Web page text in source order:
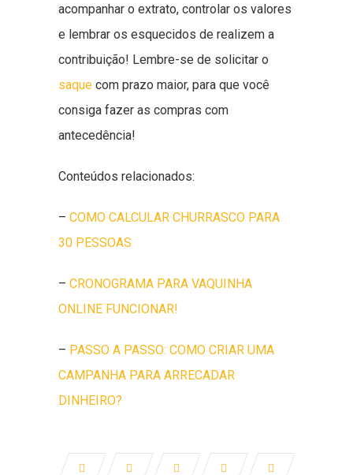
acompanhar o extrato, controlar os valores
e lembrar os esquecidos de realizem a
contribuição! Lembre-se de solicitar o
saque com prazo maior, para que você
consiga fazer as compras com
antecedência!
Conteúdos relacionados:
– COMO CALCULAR CHURRASCO PARA
30 PESSOAS
– CRONOGRAMA PARA VAQUINHA
ONLINE FUNCIONAR!
– PASSO A PASSO: COMO CRIAR UMA
CAMPANHA PARA ARRECADAR
DINHEIRO?